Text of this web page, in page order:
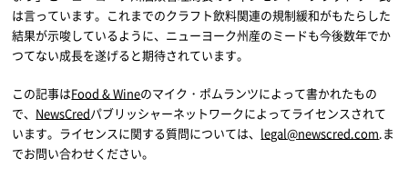
は言っています。これまでのクラフト飲料関連の規制緩和がもたらした
結果が示唆しているように、ニューヨーク州産のミードも今後数年でか
つてない成長を遂げると期待されています。
この記事はFood & Wineのマイク・ポムランツによって書かれたもの
で、 NewsCredパブリッシャーネットワークによってライセンスされて
います。ライセンスに関する質問については、 legal@newscred.com.ま
でお問い合わせください。